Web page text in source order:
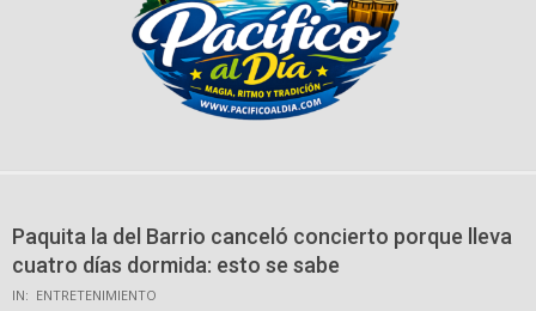
Paquita la del Barrio canceló concierto porque lleva
cuatro días dormida: esto se sabe
IN: ENTRETENIMIENTO